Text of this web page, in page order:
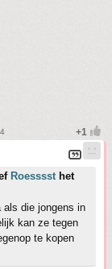
Roessssthet
als die jongens in
kan ze tegen
te kopen